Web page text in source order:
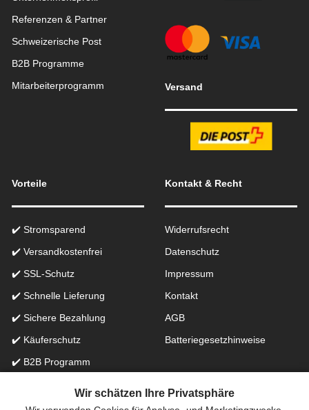
Referenzen & Partner
Schweizerische Post
B2B Programme
Mitarbeiterprogramm
Versand
Vorteile
✔️ Stromsparend
✔️ Versandkostenfrei
✔️ SSL-Schutz
✔️ Schnelle Lieferung
✔️ Sichere Bezahlung
✔️ Käuferschutz
✔️ B2B Programm
Kontakt & Recht
Widerrufsrecht
Datenschutz
Impressum
Kontakt
AGB
Batteriegesetzhinweise
Wir schätzen Ihre Privatsphäre